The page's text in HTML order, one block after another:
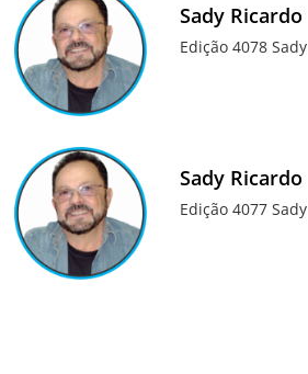
Sady Ricardo
Edição 4078 Sady
Sady Ricardo
Edição 4077 Sady